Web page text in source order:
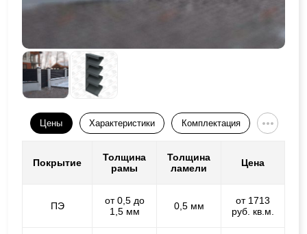
Цены Характеристики Комплектация
Покрытие
Толщина
рамы
Толщина
ламели
Цена
ПЭ
от 0,5 до
1,5 мм
0,5 мм
от 1713
руб. кв.м.